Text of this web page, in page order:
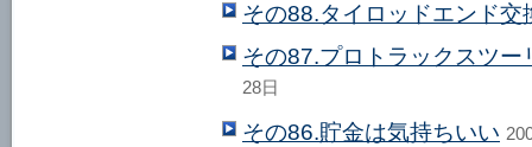
その88.タイロッドエンド交
その87.プロトラックスツ
28日
その86.貯金は気持ちいい